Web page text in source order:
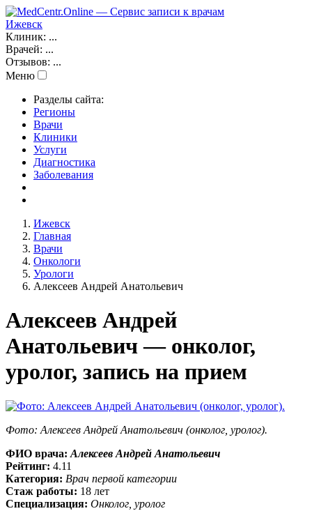
Ижевск
Клиник: ...
Врачей: ...
Отзывов: ...
Меню
Разделы сайта:
Регионы
Врачи
Клиники
Услуги
Диагностика
Заболевания
Ижевск
Главная
Врачи
Онкологи
Урологи
Алексеев Андрей Анатольевич
Алексеев Андрей
Анатольевич — онколог,
уролог, запись на прием
Фото: Алексеев Андрей Анатольевич (онколог, уролог).
ФИО врача: Алексеев Андрей Анатольевич
Рейтинг: 4.11
Категория: Врач первой категории
Стаж работы: 18 лет
Специализация: Онколог, уролог